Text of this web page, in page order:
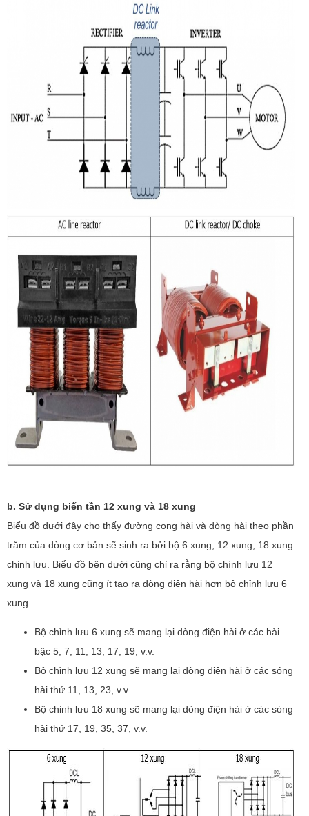
b. Sử dụng biến tần 12 xung và 18 xung
Biểu đồ dưới đây cho thấy đường cong hài và dòng hài theo phần
trăm của dòng cơ bản sẽ sinh ra bởi bộ 6 xung, 12 xung, 18 xung
chỉnh lưu. Biểu đồ bên dưới cũng chỉ ra rằng bộ chình lưu 12
xung và 18 xung cũng ít tạo ra dòng điện hài hơn bộ chỉnh lưu 6
xung
Bộ chỉnh lưu 6 xung sẽ mang lại dòng điện hài ở các hài
bậc 5, 7, 11, 13, 17, 19, v.v.
Bộ chỉnh lưu 12 xung sẽ mang lại dòng điện hài ở các sóng
hài thứ 11, 13, 23, v.v.
Bộ chỉnh lưu 18 xung sẽ mang lại dòng điện hài ở các sóng
hài thứ 17, 19, 35, 37, v.v.